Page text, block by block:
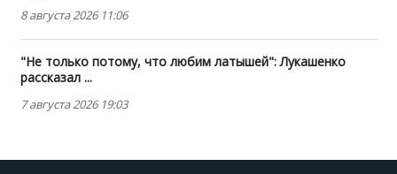
8 августа 2026 11:06
"Не только потому, что любим латышей": Лукашенко
рассказал ...
7 августа 2026 19:03